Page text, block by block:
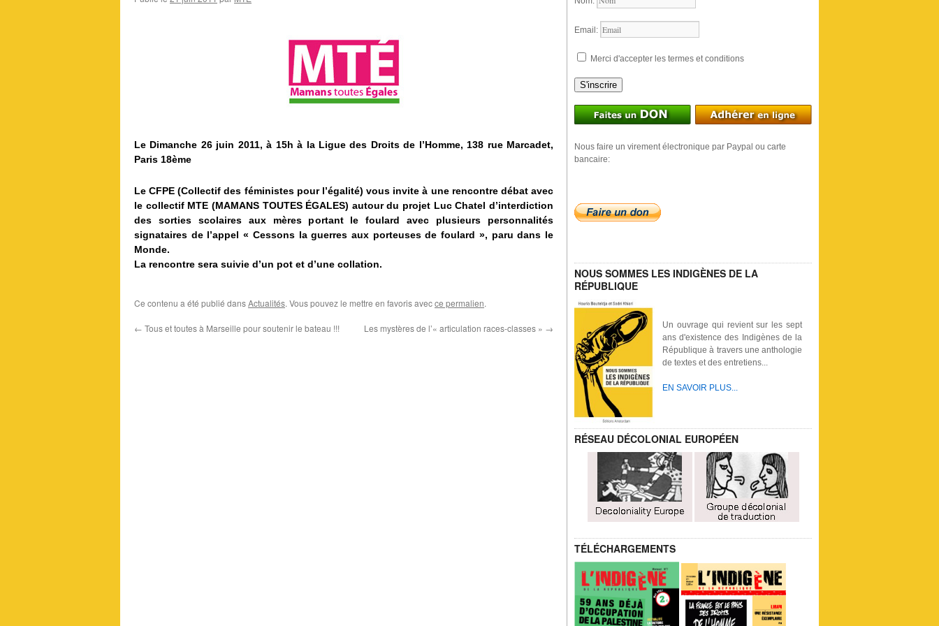
Le Dimanche 26 juin 2011, à 15h à la Ligue des Droits de l’Homme, 138 rue Marcadet,
Paris 18ème
Le CFPE (Collectif des féministes pour l’égalité) vous invite à une rencontre débat avec
le collectif MTE (MAMANS TOUTES ÉGALES) autour du projet Luc Chatel d’interdiction
des sorties scolaires aux mères portant le foulard avec plusieurs personnalités
signataires de l’appel « Cessons la guerres aux porteuses de foulard », paru dans le
Monde.
La rencontre sera suivie d’un pot et d’une collation.
Ce contenu a été publié dansActualités. Vous pouvez le mettre en favoris avecce permalien.
← Tous et toutes à Marseille pour soutenir le bateau !!! Les mystères de l’« articulation races-classes » →
Email:
Merci d'accepter les termes et conditions
S'inscrire
Nous faire un virement électronique par Paypal ou carte
bancaire:
NOUS SOMMES LES INDIGÈNES DE LA
RÉPUBLIQUE
Un ouvrage qui revient sur les sept
ans d'existence des Indigènes de la
République à travers une anthologie
de textes et des entretiens...
EN SAVOIR PLUS...
RÉSEAU DÉCOLONIAL EUROPÉEN
TÉLÉCHARGEMENTS